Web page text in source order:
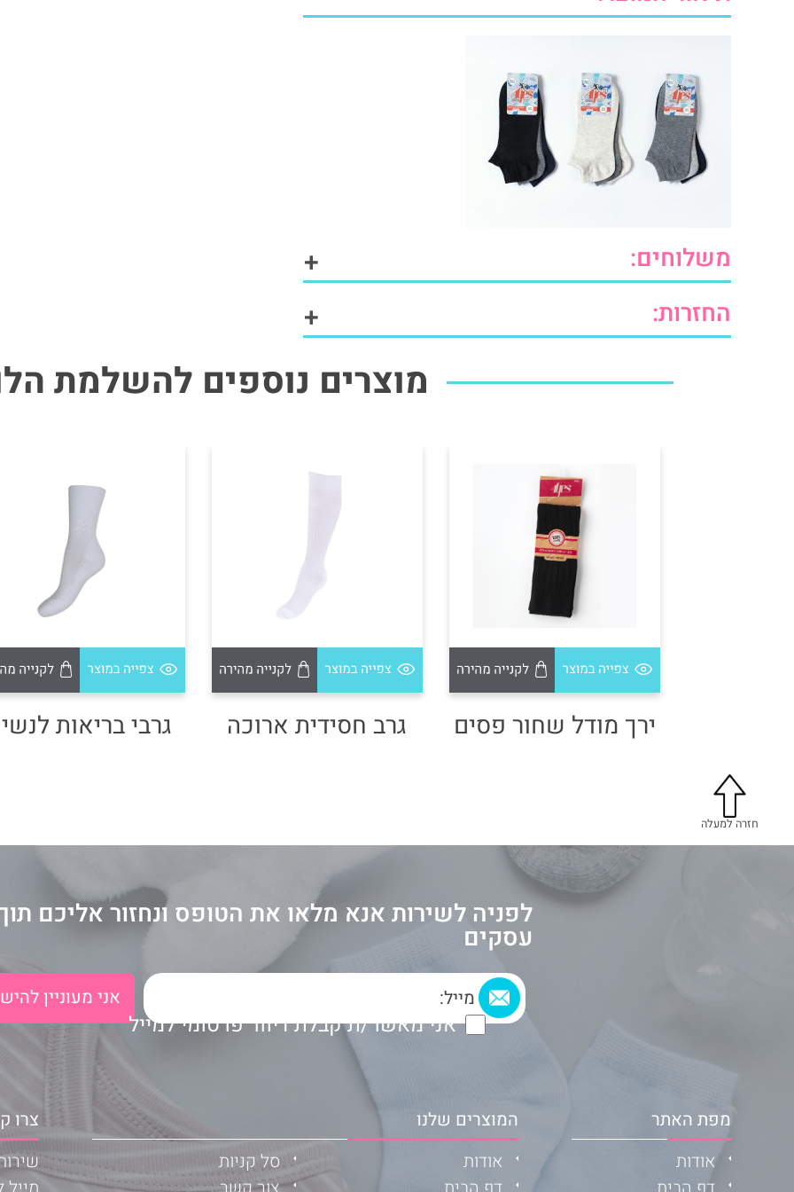
משלוחים: +
החזרות: +
מוצרים נוספים להשלמת
ירך מודל שחור פסים גרב חסידית ארוכה גרבי בריאות
חזרה למעלה
לפניה לשירות אנא מלאו את הטופס ונחזור אליכם
עסקים
אני מאשר/ת קבלת דיוור פרסומי למייל
מפת האתר
אודות
המוצרים שלנו
אודות
סל קניות
צרו
שירות